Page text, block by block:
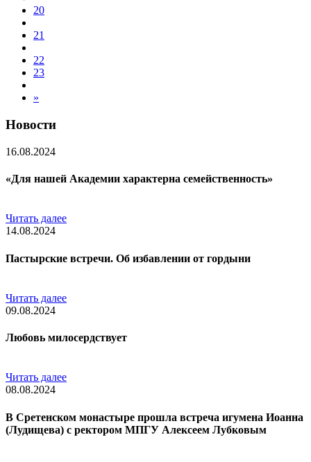
20
21
22
23
»
Новости
16.08.2024
«Для нашей Академии характерна семейственность»
Читать далее
14.08.2024
Пастырские встречи. Об избавлении от гордыни
Читать далее
09.08.2024
Любовь милосердствует
Читать далее
08.08.2024
В Сретенском монастыре прошла встреча игумена Иоанна
(Лудищева) с ректором МПГУ Алексеем Лубковым